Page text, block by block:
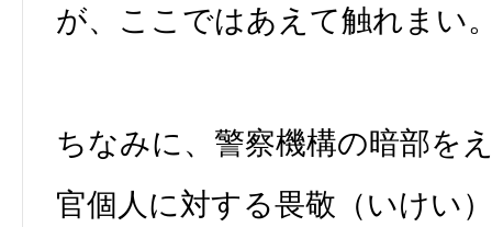
が、ここではあえて触れまい
ちなみに、警察機構の暗部を
官個人に対する畏敬（いけい